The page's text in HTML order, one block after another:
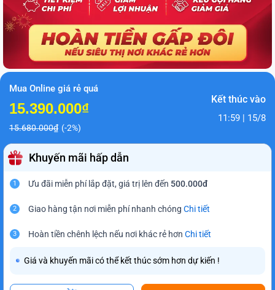
Mua Online giá rẻ quá
15.390.000₫
15.680.000₫ (-2%)
Kết thúc vào
11:59 | 15/8
Khuyến mãi hấp dẫn
1 Ưu đãi miễn phí lắp đặt, giá trị lên đến 500.000đ
2 Giao hàng tận nơi miễn phí nhanh chóng Chi tiết
3 Hoàn tiền chênh lệch nếu nơi khác rẻ hơn Chi tiết
Giá và khuyến mãi có thể kết thúc sớm hơn dự kiến !